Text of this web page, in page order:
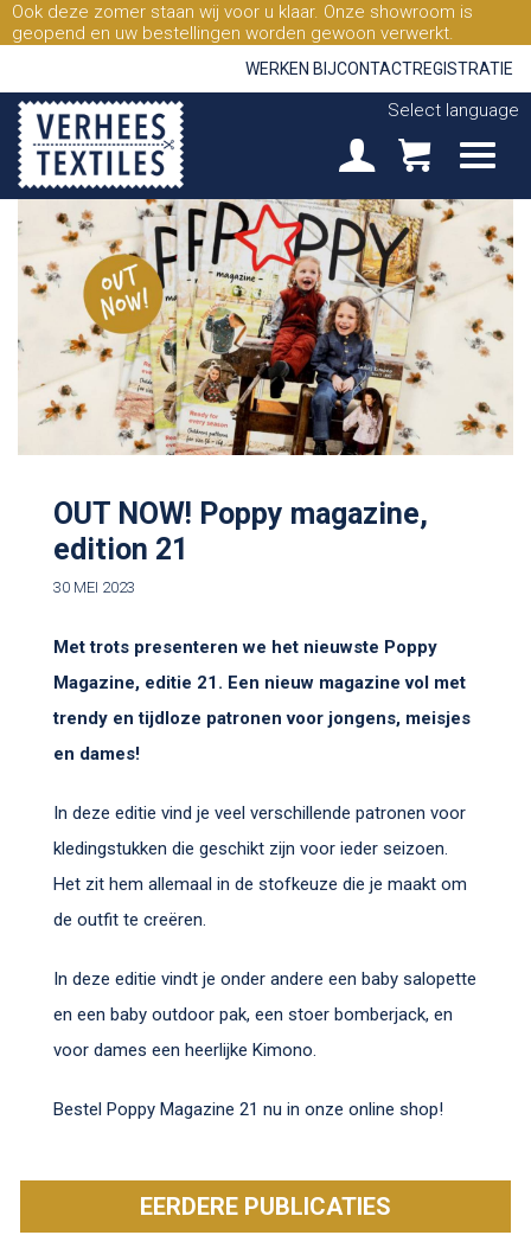
Ook deze zomer staan wij voor u klaar. Onze showroom is
geopend en uw bestellingen worden gewoon verwerkt.
WERKEN BIJCONTACTREGISTRATIE
Select language
OUT NOW! Poppy magazine,
edition 21
30 MEI 2023
Met trots presenteren we het nieuwste Poppy
Magazine, editie 21. Een nieuw magazine vol met
trendy en tijdloze patronen voor jongens, meisjes
en dames!
In deze editie vind je veel verschillende patronen voor
kledingstukken die geschikt zijn voor ieder seizoen.
Het zit hem allemaal in de stofkeuze die je maakt om
de outfit te creëren.
In deze editie vindt je onder andere een baby salopette
en een baby outdoor pak, een stoer bomberjack, en
voor dames een heerlijke Kimono.
Bestel Poppy Magazine 21 nu in onze online shop!
EERDERE PUBLICATIES